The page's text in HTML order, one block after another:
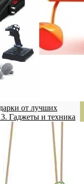
от лучших
Гаджеты и техника